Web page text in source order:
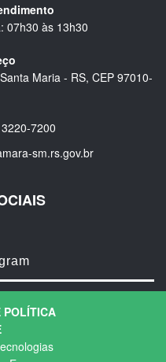
POLÍTICA
07h30 às 13h30
Maria - RS, CEP 97010-
7200
sm.rs.gov.br